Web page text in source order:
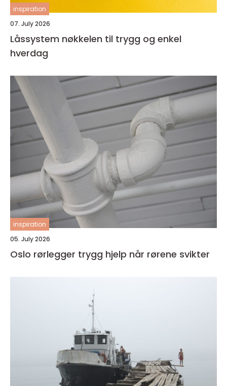
inspiration
07. July 2026
Låssystem nøkkelen til trygg og enkel
hverdag
inspiration
05. July 2026
Oslo rørlegger trygg hjelp når rørene svikter